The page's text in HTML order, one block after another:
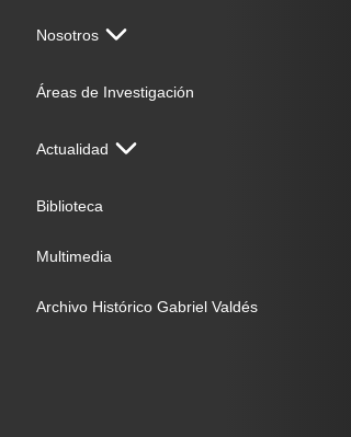
Nosotros
Áreas de Investigación
Actualidad
Biblioteca
Multimedia
Archivo Histórico Gabriel Valdés